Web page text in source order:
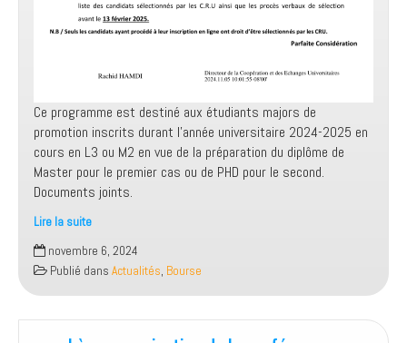
Ce programme est destiné aux étudiants majors de
promotion inscrits durant l’année universitaire 2024-2025 en
cours en L3 ou M2 en vue de la préparation du diplôme de
Master pour le premier cas ou de PHD pour le second.
Documents joints.
Lire la suite
Offre
de
bourse
du
gouvernement
novembre 6, 2024
Publié dans Actualités, Bourse